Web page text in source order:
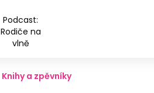
Podcast:
Rodiče na
vlně
Knihy a zpěvníky